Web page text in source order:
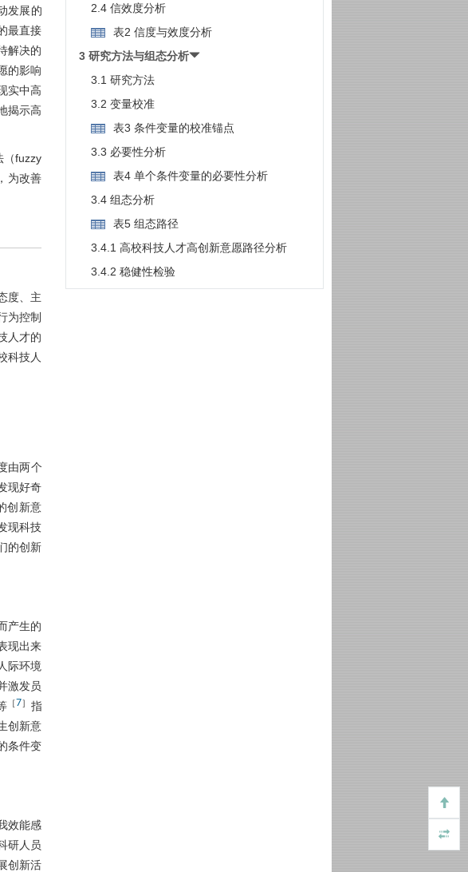
发展的
最直接
解决的
的影响
实中高
揭示高
（fuzzy
为改善
度、主
为控制
人才的
科技人
由两个
现好奇
创新意
现科技
的创新
产生的
现出来
际环境
激发员
［7］ 指
创新意
条件变
效能感
研人员
创新活
2.4 信效度分析
表2 信度与效度分析
3 研究方法与组态分析
3.1 研究方法
3.2 变量校准
表3 条件变量的校准锚点
3.3 必要性分析
表4 单个条件变量的必要性分析
3.4 组态分析
表5 组态路径
3.4.1 高校科技人才高创新意愿路径分析
3.4.2 稳健性检验